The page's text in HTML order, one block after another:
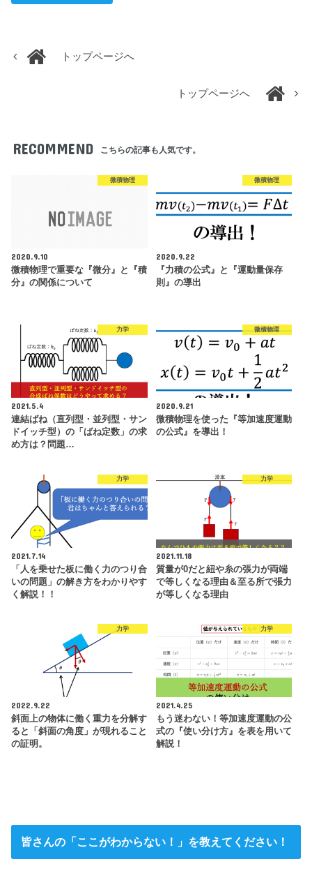
トップページへ
トップページへ
RECOMMEND こちらの記事も人気です。
微積物理
2020.9.10
微積物理で重要な『微分』と『積
分』の関係について
微積物理
2020.9.22
『力積の公式』と『運動量保存
則』の導出
力学
2021.5.4
連結ばね（直列型・並列型・サン
ドイッチ型）の「ばね定数」の求
め方は？問題…
微積物理
2020.9.21
微積物理を使った『等加速度運動
の公式』を導出！
力学
2021.7.14
「人を乗せた板に働く力のつり合
いの問題」の解き方をわかりやす
く解説！！
力学
2021.11.18
質量が0だと紐や糸の張力が両端
で等しくなる理由＆至る所で張力
が等しくなる理由
力学
2022.9.22
斜面上の物体に働く重力を分解す
ると「斜面の角度」が現れること
の証明。
力学
2021.4.25
もう迷わない！等加速度運動の公
式の『使い分け方』を表を用いて
解説！
皆さんの「ここがわからない！」を教えてください！